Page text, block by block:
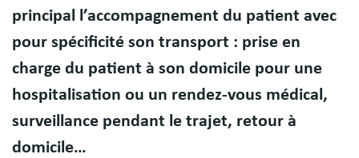
principal l’accompagnement du patient avec
pour spécificité son transport : prise en
charge du patient à son domicile pour une
hospitalisation ou un rendez-vous médical,
surveillance pendant le trajet, retour à
domicile…